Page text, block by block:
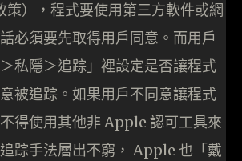
策），程式要使用第三方軟件或網
必須要先取得用戶同意。而用戶
私隱＞追踪」裡設定是否讓程式
被追踪。如果用戶不同意讓程式
得使用其他非 Apple 認可工具來
踪手法層出不窮， Apple 也「戴